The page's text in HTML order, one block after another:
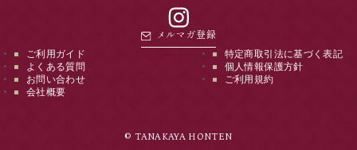
instagram
メルマガ登録
ご利用ガイド
よくある質問
お問い合わせ
会社概要
特定商取引法に基づく表記
個人情報保護方針
ご利用規約
© TANAKAYA HONTEN